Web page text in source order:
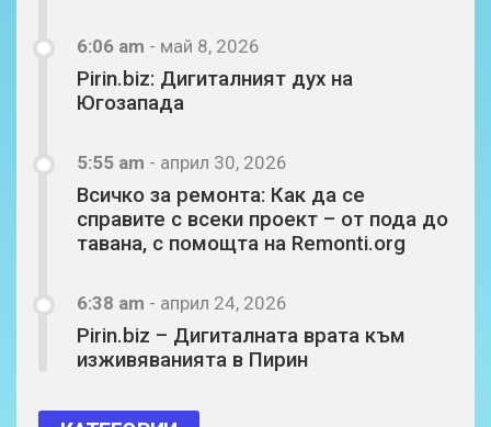
6:06 am - май 8, 2026
Pirin.biz: Дигиталният дух на
Югозапада
5:55 am - април 30, 2026
Всичко за ремонта: Как да се
справите с всеки проект – от пода до
тавана, с помощта на Remonti.org
6:38 am - април 24, 2026
Pirin.biz – Дигиталната врата към
изживяванията в Пирин